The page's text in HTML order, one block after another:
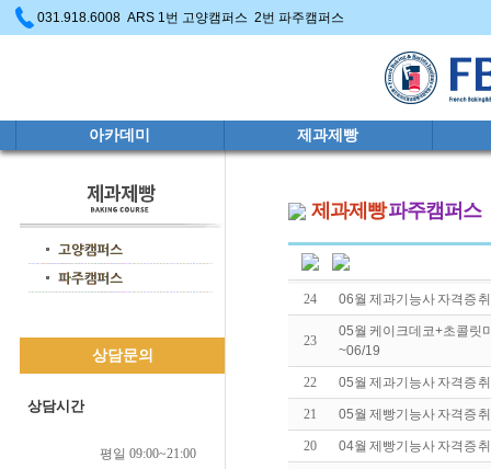
031.918.6008 ARS 1번 고양캠퍼스 2번 파주캠퍼스
아카데미 제과제빵
상담문의
상담시간
평일 09:00~21:00
제과제빵파주캠퍼스
24 06월 제과기능사 자격증
23
05월 케이크데코+초콜릿
~06/19
22 05월 제과기능사 자격증
21 05월 제빵기능사 자격증
20 04월 제빵기능사 자격증